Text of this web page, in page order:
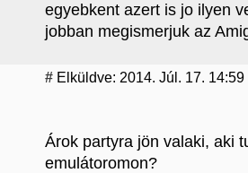
egyebkent azert is jo ilyen
jobban megismerjuk az
# Elküldve: 2014. Júl. 17. 14:59
Árok partyra jön valaki, aki
emulátoromon?